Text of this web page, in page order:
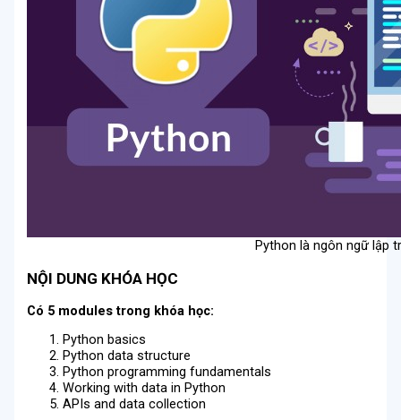
Python là ngôn ngữ lập
NỘI DUNG KHÓA HỌC
Có 5 modules trong khóa học:
Python basics
Python data structure
Python programming fundamentals
Working with data in Python
APIs and data collection